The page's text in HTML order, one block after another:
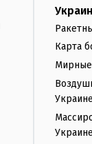
Карта
Украине
Украине